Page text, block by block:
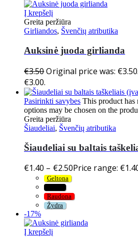
Į krepšelį
Greita peržiūra
Girliandos, Švenčių atributika
Auksinė juoda girlianda
€3.50Original price was: €3.50.
€3.00.
Pasirinkti savybes This product has
options may be chosen on the
Greita peržiūra
Šiaudeliai, Švenčių atributika
Šiaudeliai su baltais
€1.40 – €2.50Price range:
Geltona
Raudona
Žydra
-17%
Į krepšelį